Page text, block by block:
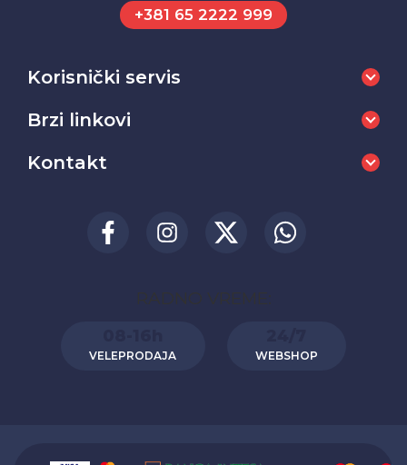
+381 65 2222 999
Korisnički servis
Brzi linkovi
Kontakt
RADNO VREME:
VELEPRODAJA WEBSHOP